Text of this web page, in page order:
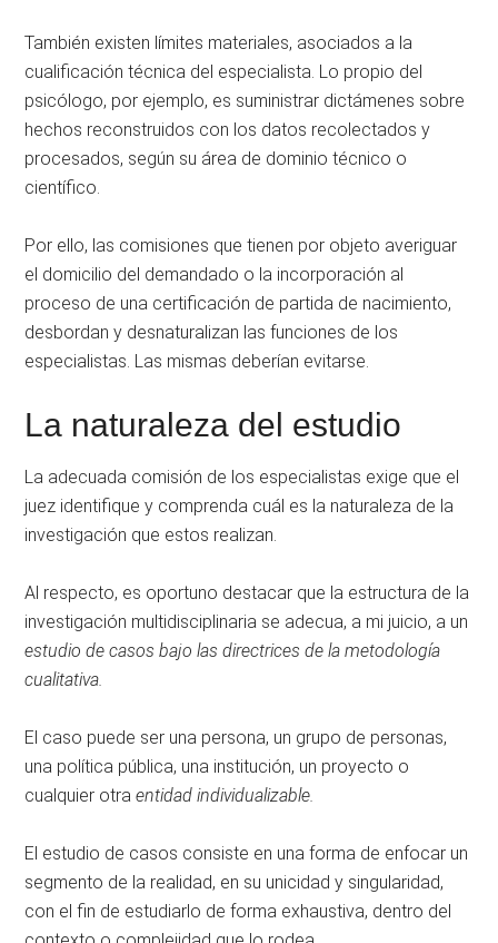
También existen límites materiales, asociados a la
cualificación técnica del especialista. Lo propio del
psicólogo, por ejemplo, es suministrar dictámenes sobre
hechos reconstruidos con los datos recolectados y
procesados, según su área de dominio técnico o
científico.
Por ello, las comisiones que tienen por objeto averiguar
el domicilio del demandado o la incorporación al
proceso de una certificación de partida de nacimiento,
desbordan y desnaturalizan las funciones de los
especialistas. Las mismas deberían evitarse.
La naturaleza del estudio
La adecuada comisión de los especialistas exige que el
juez identifique y comprenda cuál es la naturaleza de la
investigación que estos realizan.
Al respecto, es oportuno destacar que la estructura de la
investigación multidisciplinaria se adecua, a mi juicio, a un
estudio de casos bajo las directrices de la metodología
cualitativa.
El caso puede ser una persona, un grupo de personas,
una política pública, una institución, un proyecto o
cualquier otraentidad individualizable.
El estudio de casos consiste en una forma de enfocar un
segmento de la realidad, en su unicidad y singularidad,
con el fin de estudiarlo de forma exhaustiva, dentro del